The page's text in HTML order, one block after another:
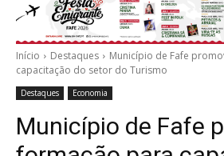
Início Destaques
Município de Fafe
capacitação do setor do Turismo
Destaques Economia
Município de Fafe